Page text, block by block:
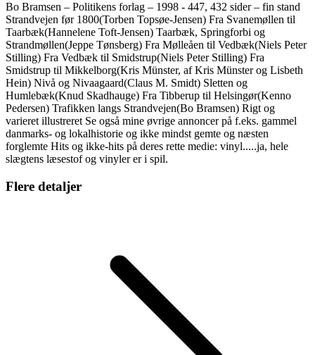
Bo Bramsen – Politikens forlag – 1998 - 447, 432 sider – fin stand
Strandvejen før 1800(Torben Topsøe-Jensen) Fra Svanemøllen til
Taarbæk(Hannelene Toft-Jensen) Taarbæk, Springforbi og
Strandmøllen(Jeppe Tønsberg) Fra Mølleåen til Vedbæk(Niels Peter
Stilling) Fra Vedbæk til Smidstrup(Niels Peter Stilling) Fra
Smidstrup til Mikkelborg(Kris Münster, af Kris Münster og Lisbeth
Hein) Nivå og Nivaagaard(Claus M. Smidt) Sletten og
Humlebæk(Knud Skadhauge) Fra Tibberup til Helsingør(Kenno
Pedersen) Trafikken langs Strandvejen(Bo Bramsen) Rigt og
varieret illustreret Se også mine øvrige annoncer på f.eks. gammel
danmarks- og lokalhistorie og ikke mindst gemte og næsten
forglemte Hits og ikke-hits på deres rette medie: vinyl.....ja, hele
slægtens læsestof og vinyler er i spil.
Flere detaljer